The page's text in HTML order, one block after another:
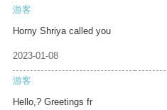
游客
Horny Shriya called you
2023-01-08
游客
Hello,? Greetings fr